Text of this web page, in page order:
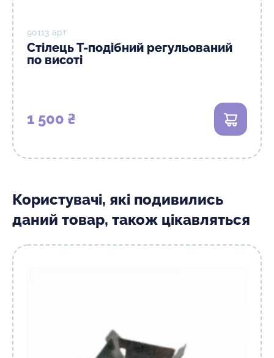
90113 арт
Стілець Т-подібний регульований
по висоті
1 500 ₴ В кошик
Користувачі, які подивились
даний товар, також цікавляться